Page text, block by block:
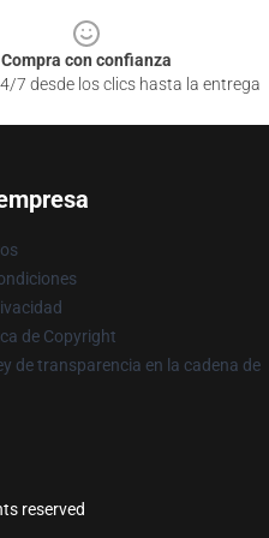
Compra con confianza
7 desde los clics hasta la entrega
de Copyright
de transparencia en la cadena de
reserved